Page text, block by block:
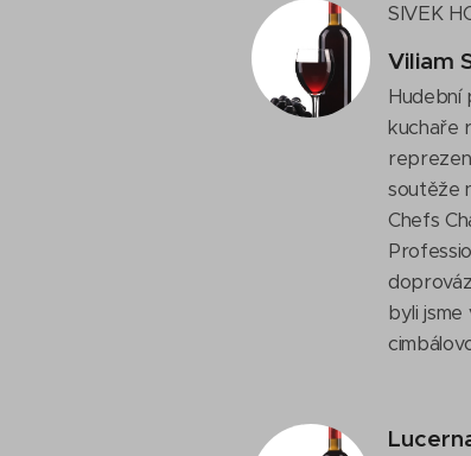
SIVEK
Viliam
Hudební
kuchaře
soutěže
Chefs
byli jsme